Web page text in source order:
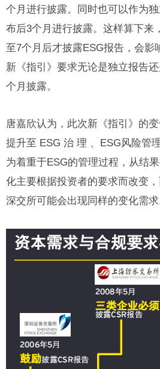
个月进行披露。同时也可以作为
布后3个月进行披露。这样算下来
至7个月后才披露ESG报告，会影
新《指引》要求无论是独立报告
个月披露。
唐嘉欣认为，此次新《指引》的
提升至 ESG 治 理 、ESG风险管
为着重于ESG的管理过程，从结
化主要根据投资者的要求而改变，
深交所可能会出现同样的变化需求